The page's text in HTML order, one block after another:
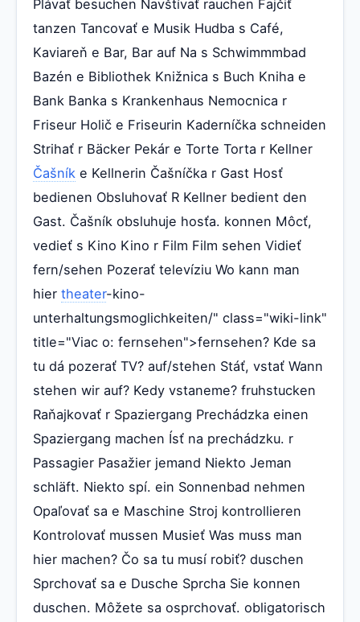
Plávať besuchen Navštívať rauchen Fajčiť
tanzen Tancovať e Musik Hudba s Café,
Kaviareň e Bar, Bar auf Na s Schwimmmbad
Bazén e Bibliothek Knižnica s Buch Kniha e
Bank Banka s Krankenhaus Nemocnica r
Friseur Holič e Friseurin Kaderníčka schneiden
Strihať r Bäcker Pekár e Torte Torta r Kellner
Čašník e Kellnerin Čašníčka r Gast Hosť
bedienen Obsluhovať R Kellner bedient den
Gast. Čašník obsluhuje hosťa. konnen Môcť,
vedieť s Kino Kino r Film Film sehen Vidieť
fern/sehen Pozerať televíziu Wo kann man
hier theater-kino-
unterhaltungsmoglichkeiten/" class="wiki-link"
title="Viac o: fernsehen">fernsehen? Kde sa
tu dá pozerať TV? auf/stehen Stáť, vstať Wann
stehen wir auf? Kedy vstaneme? fruhstucken
Raňajkovať r Spaziergang Prechádzka einen
Spaziergang machen Ísť na prechádzku. r
Passagier Pasažier jemand Niekto Jeman
schläft. Niekto spí. ein Sonnenbad nehmen
Opaľovať sa e Maschine Stroj kontrollieren
Kontrolovať mussen Musieť Was muss man
hier machen? Čo sa tu musí robiť? duschen
Sprchovať sa e Dusche Sprcha Sie konnen
duschen. Môžete sa osprchovať. obligatorisch